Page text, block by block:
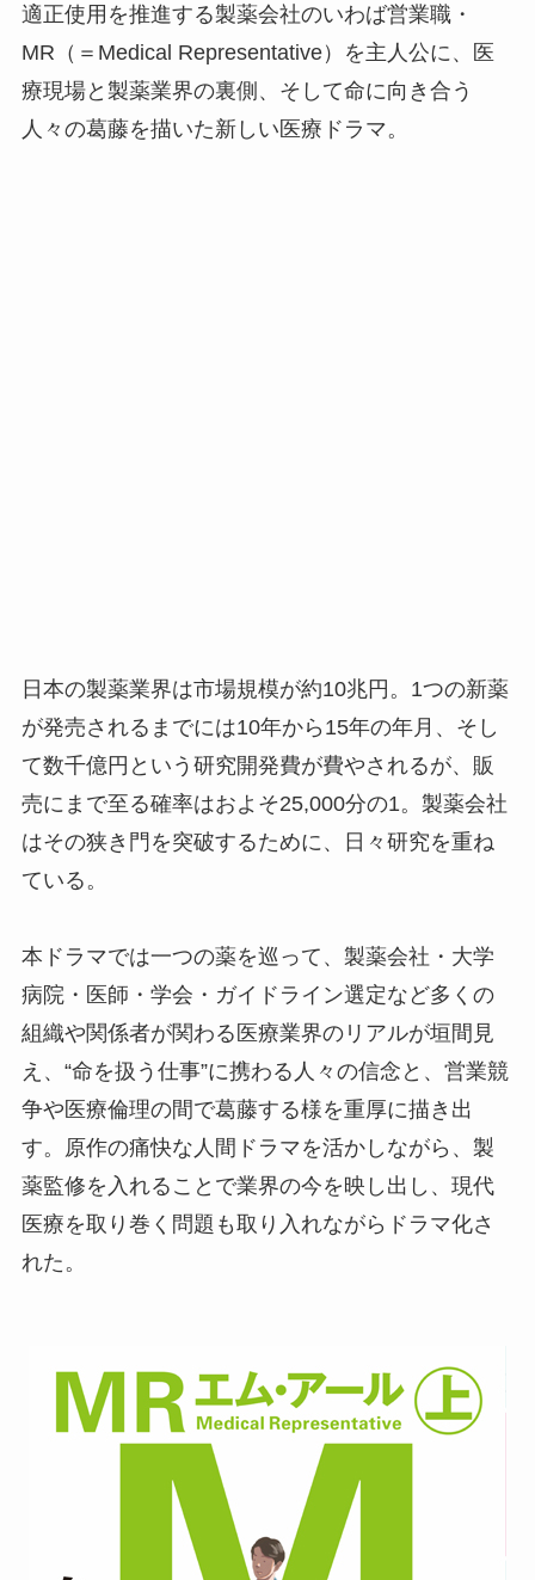
適正使用を推進する製薬会社のいわば営業職・
MR（＝Medical Representative）を主人公に、医
療現場と製薬業界の裏側、そして命に向き合う
人々の葛藤を描いた新しい医療ドラマ。
日本の製薬業界は市場規模が約10兆円。1つの新薬
が発売されるまでには10年から15年の年月、そし
て数千億円という研究開発費が費やされるが、販
売にまで至る確率はおよそ25,000分の1。製薬会社
はその狭き門を突破するために、日々研究を重ね
ている。
本ドラマでは一つの薬を巡って、製薬会社・大学
病院・医師・学会・ガイドライン選定など多くの
組織や関係者が関わる医療業界のリアルが垣間見
え、“命を扱う仕事”に携わる人々の信念と、営業競
争や医療倫理の間で葛藤する様を重厚に描き出
す。原作の痛快な人間ドラマを活かしながら、製
薬監修を入れることで業界の今を映し出し、現代
医療を取り巻く問題も取り入れながらドラマ化さ
れた。